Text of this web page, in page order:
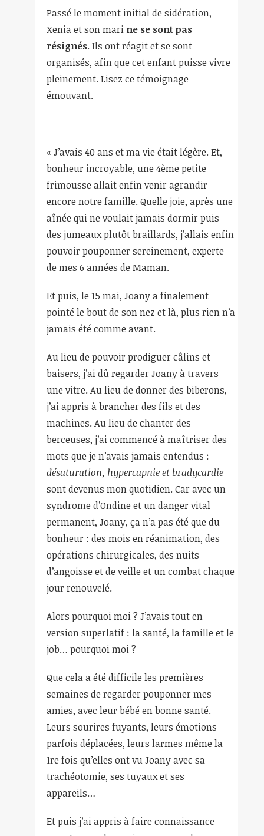
Passé le moment initial de sidération,
Xenia et son mari ne se sont pas
résignés. Ils ont réagit et se sont
organisés, afin que cet enfant puisse vivre
pleinement. Lisez ce témoignage
émouvant.
« J’avais 40 ans et ma vie était légère. Et,
bonheur incroyable, une 4ème petite
frimousse allait enfin venir agrandir
encore notre famille. Quelle joie, après une
aînée qui ne voulait jamais dormir puis
des jumeaux plutôt braillards, j’allais enfin
pouvoir pouponner sereinement, experte
de mes 6 années de Maman.
Et puis, le 15 mai, Joany a finalement
pointé le bout de son nez et là, plus rien n’a
jamais été comme avant.
Au lieu de pouvoir prodiguer câlins et
baisers, j’ai dû regarder Joany à travers
une vitre. Au lieu de donner des biberons,
j’ai appris à brancher des fils et des
machines. Au lieu de chanter des
berceuses, j’ai commencé à maîtriser des
mots que je n’avais jamais entendus :
désaturation, hypercapnie et bradycardie
sont devenus mon quotidien. Car avec un
syndrome d’Ondine et un danger vital
permanent, Joany, ça n’a pas été que du
bonheur : des mois en réanimation, des
opérations chirurgicales, des nuits
d’angoisse et de veille et un combat chaque
jour renouvelé.
Alors pourquoi moi ? J’avais tout en
version superlatif : la santé, la famille et le
job… pourquoi moi ?
Que cela a été difficile les premières
semaines de regarder pouponner mes
amies, avec leur bébé en bonne santé.
Leurs sourires fuyants, leurs émotions
parfois déplacées, leurs larmes même la
1re fois qu’elles ont vu Joany avec sa
trachéotomie, ses tuyaux et ses
appareils…
Et puis j’ai appris à faire connaissance